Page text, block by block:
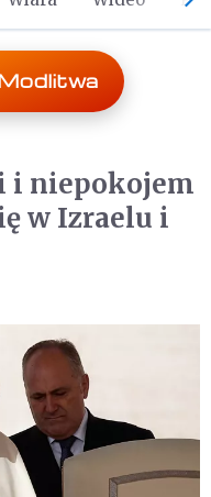
i niepokojem
w Izraelu i